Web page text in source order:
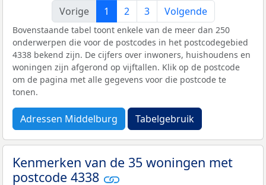
Vorige
1 2 3 Volgende
Bovenstaande tabel toont enkele van de meer dan 250
onderwerpen die voor de postcodes in het postcodegebied
4338 bekend zijn. De cijfers over inwoners, huishoudens en
woningen zijn afgerond op vijftallen. Klik op de postcode
om de pagina met alle gegevens voor die postcode te
tonen.
Adressen Middelburg Tabelgebruik
Kenmerken van de 35 woningen met
postcode 4338